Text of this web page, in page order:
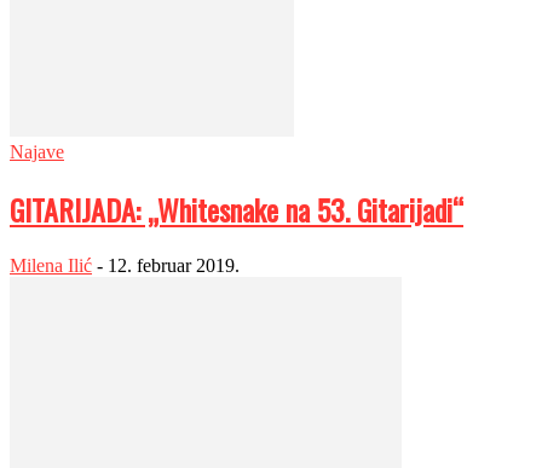
Najave
GITARIJADA: „Whitesnake na 53. Gitarijadi“
Milena Ilić - 12. februar 2019.